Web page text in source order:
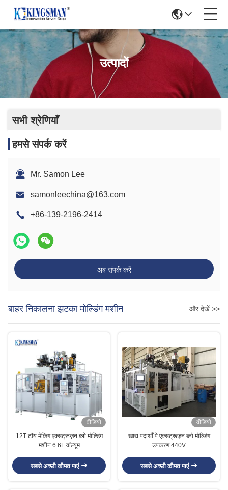
उत्पादों
सभी श्रेणियाँ
हमसे संपर्क करें
Mr. Samon Lee
samonleechina@163.com
+86-139-2196-2414
अब संपर्क करें
बाहर निकालना झटका मोल्डिंग मशीन और देखें >>
वीडियो
12T टॉय मेकिंग एक्सट्रूज़न ब्लो मोल्डिंग
मशीन 6.6L वॉल्यूम
सबसे अच्छी कीमत पाएं
वीडियो
खाद्य पदार्थों पे एक्सट्रूज़न ब्लो मोल्डिंग
उपकरण 440V
सबसे अच्छी कीमत पाएं